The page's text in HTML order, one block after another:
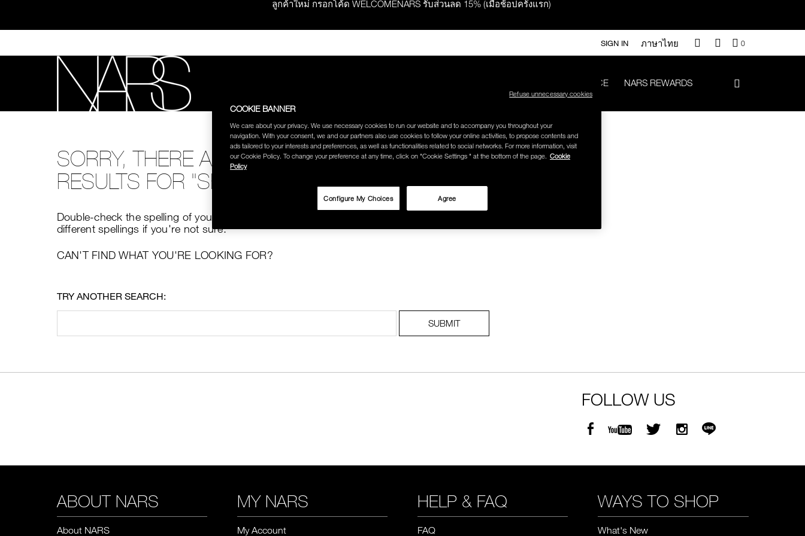
content
ลูกค้าใหม่ กรอกโค้ด WELCOMENARS รับส่วนลด 15% (เมื่อช้อปครั้งแรก)
ทุกคำสั่งซื้อ รับฟรี Light Reflecting™ Foundation 4 ml #Mont Blanc มูลค่า 500.-
ช้อป Quad Eyeshadow รับฟรี Mini Eyeshadow Brush มูลค่า 1,000 .-
ช้อป Insatiable Liquid Blush รับฟรี Finger Puff มูลค่า 250.-
ช้อป NEW Light Reflecting™ Prismatic Powder รับฟรี Radiant Creamy Concealer 1.4 ml #Vanilla มูลค่า 700 .-
ช้อป สินค้าใดๆ* ในThe Petal Play Collection (ยกเว้น Serum Cushion Case) รับฟรี Giptok มูลค่า 690.-
ช้อป Foundation ใดๆ รับฟรี Light Reflecting™ Luminizing Blush #Heavenly 2 g value 750.-
SIGN IN ภาษาไทย
QUANTITY
0
LAST CHANCE NARS REWARDS
SORRY, THERE ARE NO SEARCH
RESULTS FOR "SHOP BY CATEGORY"
Double-check the spelling of your search or try
different spellings if you're not sure.
CAN'T FIND WHAT YOU'RE LOOKING FOR?
TRY ANOTHER SEARCH:
SUBMIT
FOLLOW US
ABOUT NARS
About NARS
MY NARS
My Account
HELP & FAQ
FAQ
WAYS TO SHOP
What's New
COOKIE BANNER
We care about your privacy. We use necessary cookies to run our website and to accompany you throughout your
navigation. With your consent, we and our partners also use cookies to follow your online activities, to propose contents and
ads tailored to your interests and preferences, as well as functionalities related to social networks. For more information, visit
our Cookie Policy. To change your preference at any time, click on "Cookie Settings " at the bottom of the page. Cookie
Policy
Agree
Configure My Choices
Refuse unnecessary cookies